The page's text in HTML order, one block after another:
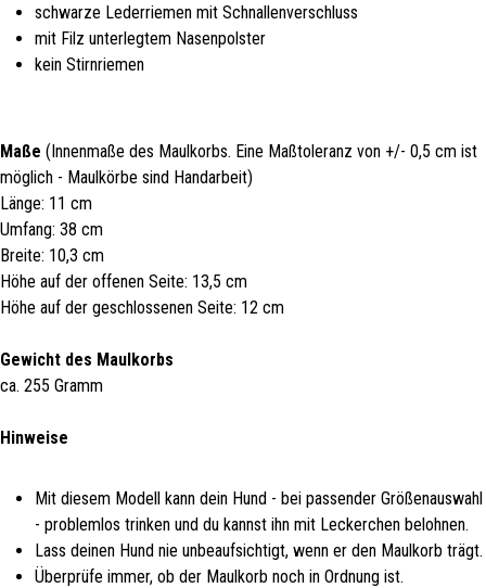
schwarze Lederriemen mit Schnallenverschluss
mit Filz unterlegtem Nasenpolster
kein Stirnriemen
Maße (Innenmaße des Maulkorbs. Eine Maßtoleranz von +/- 0,5 cm ist
möglich - Maulkörbe sind Handarbeit)
Länge: 11 cm
Umfang: 38 cm
Breite: 10,3 cm
Höhe auf der offenen Seite: 13,5 cm
Höhe auf der geschlossenen Seite: 12 cm
Gewicht des Maulkorbs
ca. 255 Gramm
Hinweise
Mit diesem Modell kann dein Hund - bei passender Größenauswahl
- problemlos trinken und du kannst ihn mit Leckerchen belohnen.
Lass deinen Hund nie unbeaufsichtigt, wenn er den Maulkorb trägt.
Überprüfe immer, ob der Maulkorb noch in Ordnung ist.